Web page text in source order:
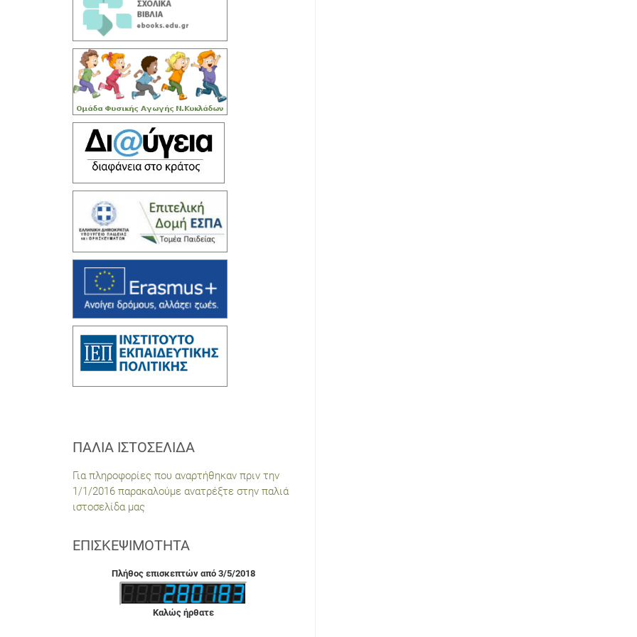
ΠΑΛΙΆ ΙΣΤΟΣΕΛΊΔΑ
Για πληροφορίες που αναρτήθηκαν πριν την
1/1/2016 παρακαλούμε ανατρέξτε στην παλιά
ιστοσελίδα μας
ΕΠΙΣΚΕΨΙΜΌΤΗΤΑ
Πλήθος επισκεπτών από 3/5/2018
Καλώς ήρθατε